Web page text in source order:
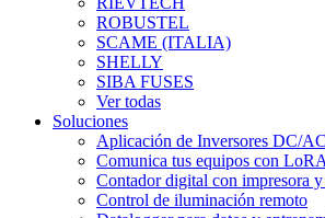
ROBUSTEL
SCAME (ITALIA)
SHELLY
SIBA FUSES
Ver todas
Soluciones
Aplicación de Inversores DC/AC
Comunica tus equipos con
Contador digital con impresora y
Control de iluminación remoto